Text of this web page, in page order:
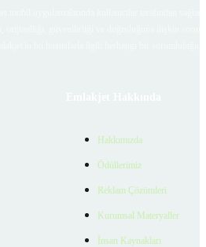
Hakkımızda
Ödüllerimiz
Reklam Çözümleri
Kurumsal Materyaller
İnsan Kaynakları